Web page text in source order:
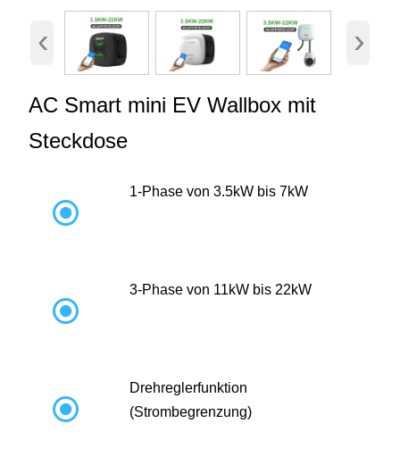
‹ ›
AC Smart mini EV Wallbox mit
Steckdose

1-Phase von 3.5kW bis 7kW

3-Phase von 11kW bis 22kW

Drehreglerfunktion
(Strombegrenzung)